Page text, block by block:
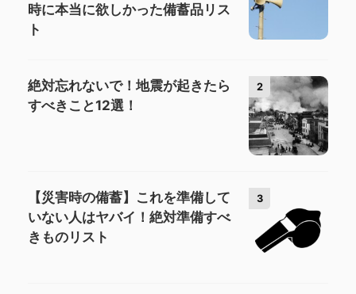
時に本当に欲しかった備蓄品リス
ト
2
絶対忘れないで！地震が起きたら
すべきこと12選！
3
【災害時の備蓄】これを準備して
いない人はヤバイ！絶対準備すべ
きものリスト